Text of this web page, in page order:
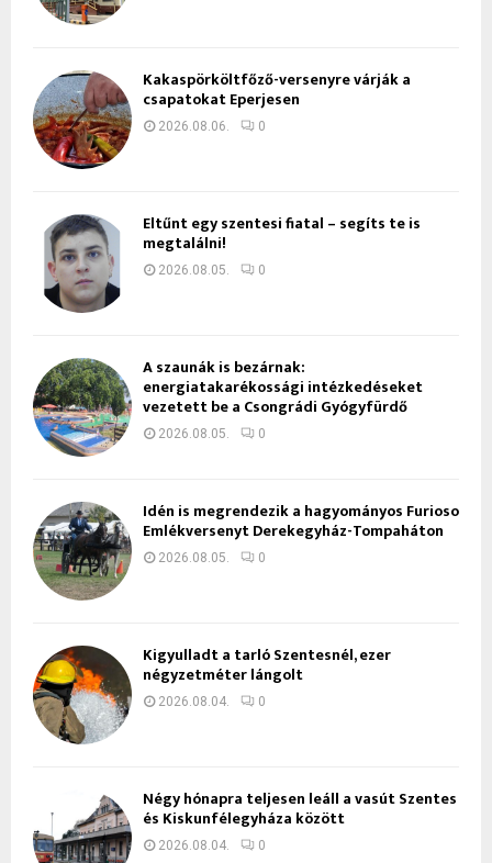
Kakaspörköltfőző-versenyre várják a
csapatokat Eperjesen
2026.08.06. 0
Eltűnt egy szentesi fiatal – segíts te is
megtalálni!
2026.08.05. 0
A szaunák is bezárnak:
energiatakarékossági intézkedéseket
vezetett be a Csongrádi Gyógyfürdő
2026.08.05. 0
Idén is megrendezik a hagyományos Furioso
Emlékversenyt Derekegyház-Tompaháton
2026.08.05. 0
Kigyulladt a tarló Szentesnél, ezer
négyzetméter lángolt
2026.08.04. 0
Négy hónapra teljesen leáll a vasút Szentes
és Kiskunfélegyháza között
2026.08.04. 0